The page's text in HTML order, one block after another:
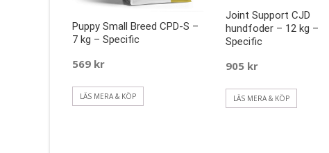
Puppy Small Breed CPD-S –
7 kg – Specific
569 kr
LÄS MERA & KÖP
Joint Support CJD
hundfoder – 12 kg –
Specific
905 kr
LÄS MERA & KÖP